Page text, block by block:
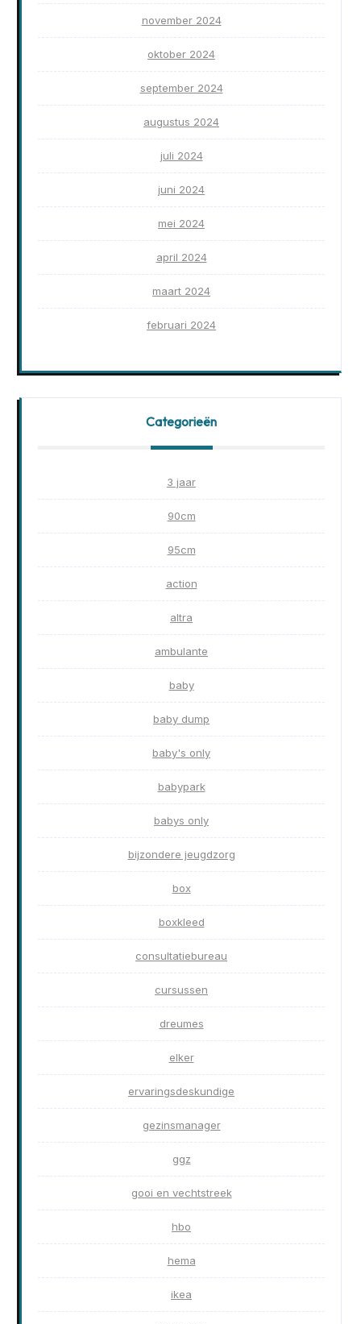
november 2024
oktober 2024
september 2024
augustus 2024
juli 2024
juni 2024
mei 2024
april 2024
maart 2024
februari 2024
Categorieën
3 jaar
90cm
95cm
action
altra
ambulante
baby
baby dump
baby's only
babypark
babys only
bijzondere jeugdzorg
box
boxkleed
consultatiebureau
cursussen
dreumes
elker
ervaringsdeskundige
gezinsmanager
ggz
gooi en vechtstreek
hbo
hema
ikea